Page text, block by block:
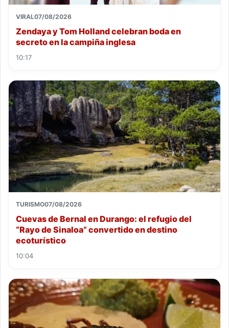
VIRAL07/08/2026
Zendaya y Tom Holland celebran boda en
secreto en la campiña inglesa
10:17
TURISMO07/08/2026
Cuevas de Bernal en Durango: el refugio del
“Rayo de Sinaloa” convertido en destino
ecoturístico
10:04